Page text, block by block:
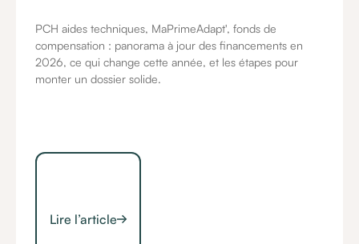
PCH aides techniques, MaPrimeAdapt', fonds de
compensation : panorama à jour des financements en
2026, ce qui change cette année, et les étapes pour
monter un dossier solide.
Lire l’article